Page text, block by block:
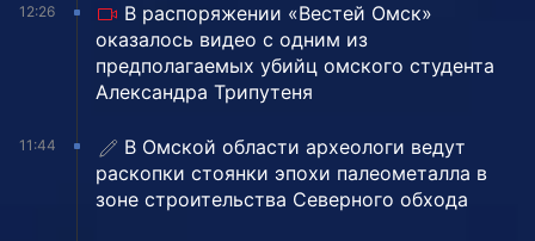
12:26
В распоряжении «Вестей Омск»
оказалось видео с одним из
предполагаемых убийц омского студента
Александра Трипутеня
11:44
В Омской области археологи ведут
раскопки стоянки эпохи палеометалла в
зоне строительства Северного обхода